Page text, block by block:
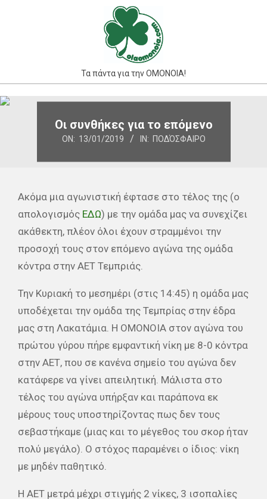
Τα πάντα για την ΟΜΟΝΟΙΑ!
Primary
Οι συνθήκες για το επόμενο
ON: 13/01/2019 IN: ΠΟΔΌΣΦΑΙΡΟ
Ακόμα μια αγωνιστική έφτασε στο τέλος της (ο
απολογισμός ΕΔΩ) με την ομάδα μας να συνεχίζει
ακάθεκτη, πλέον όλοι έχουν στραμμένοι την
προσοχή τους στον επόμενο αγώνα της ομάδα
κόντρα στην ΑΕΤ Τεμπριάς.
Την Κυριακή το μεσημέρι (στις 14:45) η ομάδα μας
υποδέχεται την ομάδα της Τεμπρίας στην έδρα
μας στη Λακατάμια. Η ΟΜΟΝΟΙΑ στον αγώνα του
πρώτου γύρου πήρε εμφαντική νίκη με 8-0 κόντρα
στην ΑΕΤ, που σε κανένα σημείο του αγώνα δεν
κατάφερε να γίνει απειλητική. Μάλιστα στο
τέλος του αγώνα υπήρξαν και παράπονα εκ
μέρους τους υποστηρίζοντας πως δεν τους
σεβαστήκαμε (μιας και το μέγεθος του σκορ ήταν
πολύ μεγάλο). Ο στόχος παραμένει ο ίδιος: νίκη
με μηδέν παθητικό.
Η ΑΕΤ μετρά μέχρι στιγμής 2 νίκες, 3 ισοπαλίες